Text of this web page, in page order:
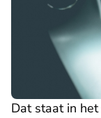
Dat staat in het